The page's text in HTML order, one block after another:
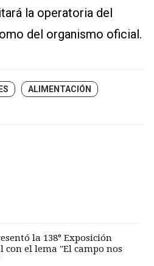
la operatoria del
del organismo oficial.
ALIMENTACIÓN
la 138° Exposición
con el lema "El campo nos